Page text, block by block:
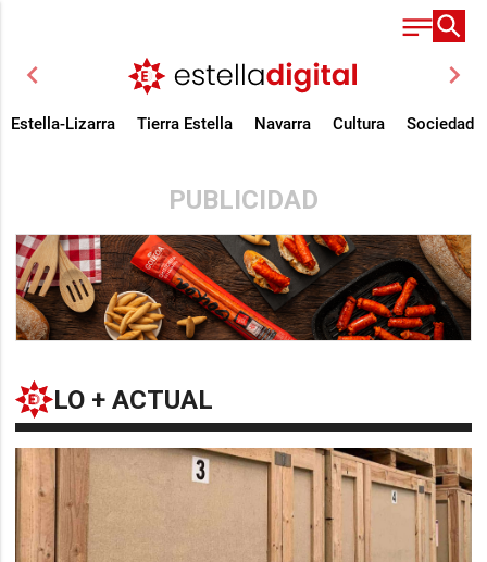
chevron_left chevron_right
Estella-Lizarra Tierra Estella Navarra Cultura Sociedad
PUBLICIDAD
LO + ACTUAL